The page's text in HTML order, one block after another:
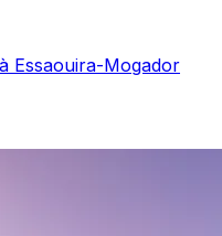
Essaouira-Mogador